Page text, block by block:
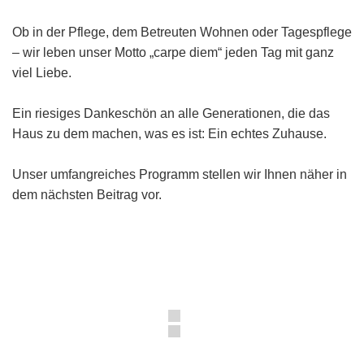
Ob in der Pflege, dem Betreuten Wohnen oder Tagespflege
– wir leben unser Motto „carpe diem“ jeden Tag mit ganz
viel Liebe.
Ein riesiges Dankeschön an alle Generationen, die das
Haus zu dem machen, was es ist: Ein echtes Zuhause.
Unser umfangreiches Programm stellen wir Ihnen näher in
dem nächsten Beitrag vor.